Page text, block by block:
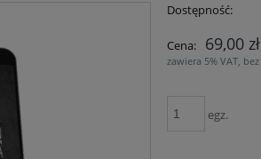
Dostępność:
Cena: 69,00 zł
zawiera 5% VAT,
egz.